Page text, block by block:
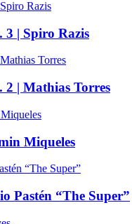
3 | Spiro Razis
2 | Mathias Torres
Miqueles
Pastén “The Super”